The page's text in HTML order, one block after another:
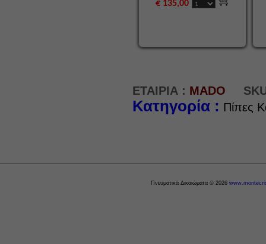
€ 135,00
ΕΤΑΙΡΙΑ : MADO
Κατηγορία : Πίπες
Πνευματικά Δικαιώματα © 2026